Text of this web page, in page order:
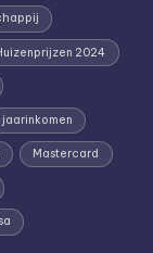
2024
jaarinkomen
Mastercard